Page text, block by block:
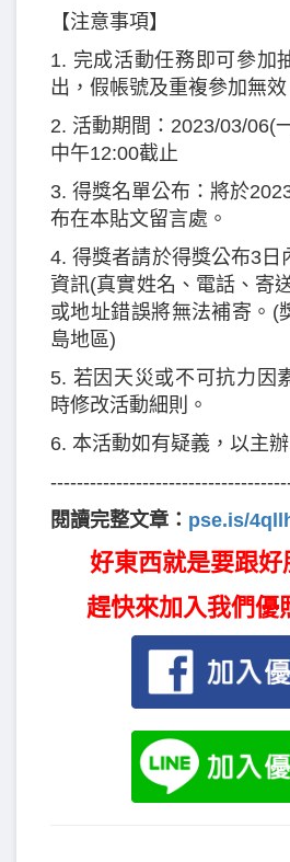
【注意事項】
1. 完成活動任務即可參加
出，假帳號及重複參加無效
2. 活動期間：2023/03/06(
中午12:00截止
3. 得獎名單公布：將於
布在本貼文留言處。
4. 得獎者請於得獎公布3日
資訊(真實姓名、電話、寄
或地址錯誤將無法補寄。(
島地區)
5. 若因天災或不可抗力因
時修改活動細則。
6. 本活動如有疑義，以主
閱讀完整文章： pse.is/
好東西就是要跟
趕快來加入我們